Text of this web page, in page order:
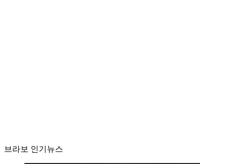
브라보 인기뉴스